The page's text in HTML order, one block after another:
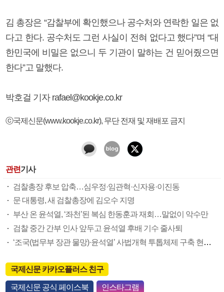
김 총장은 “감찰부에 확인했으나 공수처와 연락한 일은 없
다고 한다. 공수처도 그런 사실이 전혀 없다고 했다”며 “대
한민국에 비밀은 없으니 두 기관이 말하는 건 믿어줬으면
한다”고 말했다.
박호걸 기자 rafael@kookje.co.kr
ⓒ국제신문(www.kookje.co.kr), 무단 전재 및 재배포 금지
관련기사
검찰총장 후보 압축…심우정·임관혁·신자용·이진동
문 대통령, 새 검찰총장에 김오수 지명
부산 온 윤석열, ‘좌천’된 복심 한동훈과 재회…말없이 악수만
검찰 중간 간부 인사 앞두고 윤석열 후배 기수 줄사퇴
‘조국(법무부 장관 물망)·윤석열’ 사법개혁 투톱체제 구축 현실화 수순
국제신문 카카오플러스 친구
국제신문 공식 페이스북 인스타그램